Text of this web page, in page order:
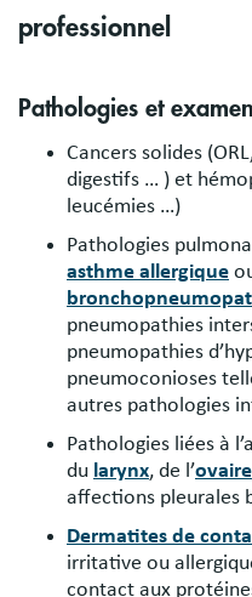
professionnel
Pathologies et
Cancers solides
digestifs … ) et
leucémies …)
Pathologies
asthme allergique
pneumopathies
pneumopathies
pneumoconioses
autres pathologies
Pathologies liées à
du larynx, de l’ovaire
affections pleurales
Dermatites de
irritative ou
contact aux